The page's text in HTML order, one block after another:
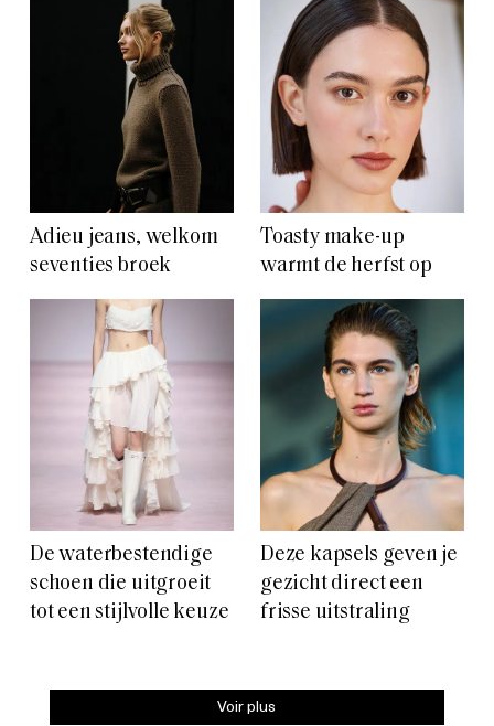
Adieu jeans, welkom
seventies broek
Toasty make-up
warmt de herfst op
De waterbestendige
schoen die uitgroeit
tot een stijlvolle keuze
Deze kapsels geven je
gezicht direct een
frisse uitstraling
Voir plus